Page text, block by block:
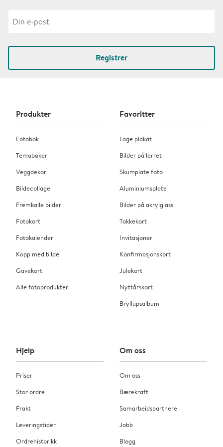
Registrer
Produkter
Fotobok
Temabøker
Veggdekor
Bildecollage
Fremkalle bilder
Fotokort
Fotokalender
Kopp med bilde
Gavekort
Alle fotoprodukter
Favoritter
Lage plakat
Bilder på lerret
Skumplate foto
Aluminiumsplate
Bilder på akrylglass
Takkekort
Invitasjoner
Konfirmasjonskort
Julekort
Nyttårskort
Bryllupsalbum
Hjelp
Priser
Stor ordre
Frakt
Leveringstider
Ordrehistorikk
Om oss
Om oss
Bærekraft
Samarbeidspartnere
Jobb
Blogg